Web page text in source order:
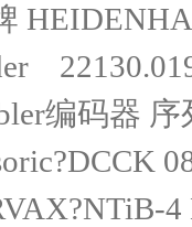
编码器